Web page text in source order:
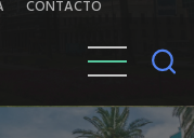
Contacto
CONTACTO